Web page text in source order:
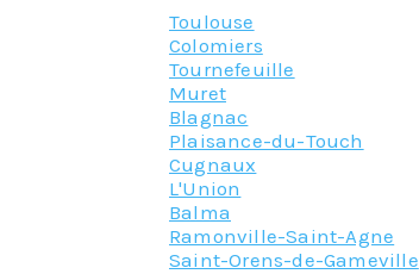
Toulouse
Colomiers
Tournefeuille
Muret
Blagnac
Plaisance-du-Touch
Cugnaux
L'Union
Balma
Ramonville-Saint-Agne
Saint-Orens-de-Gameville